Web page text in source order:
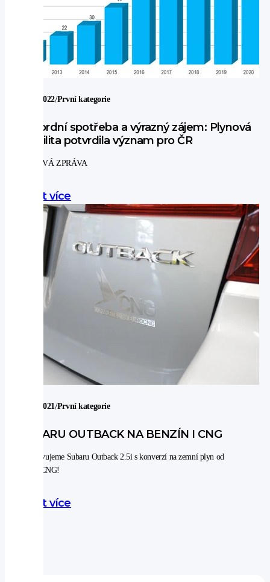
14. 2. 2022/První kategorie
Rekordní spotřeba a výrazný zájem: Plynová
mobilita potvrdila význam pro ČR
TISKOVÁ ZPRÁVA
Zjistit více
3. 12. 2021/První kategorie
SUBARU OUTBACK NA BENZÍN I CNG
Představujeme Subaru Outback 2.5i s konverzí na zemní plyn od
EUROCNG!
Zjistit více